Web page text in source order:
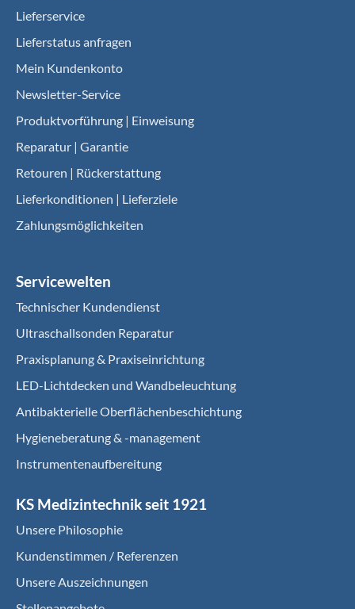
Lieferservice
Lieferstatus anfragen
Mein Kundenkonto
Newsletter-Service
Produktvorführung | Einweisung
Reparatur | Garantie
Retouren | Rückerstattung
Lieferkonditionen | Lieferziele
Zahlungsmöglichkeiten
Servicewelten
Technischer Kundendienst
Ultraschallsonden Reparatur
Praxisplanung & Praxiseinrichtung
LED-Lichtdecken und Wandbeleuchtung
Antibakterielle Oberflächenbeschichtung
Hygieneberatung & -management
Instrumentenaufbereitung
KS Medizintechnik seit 1921
Unsere Philosophie
Kundenstimmen / Referenzen
Unsere Auszeichnungen